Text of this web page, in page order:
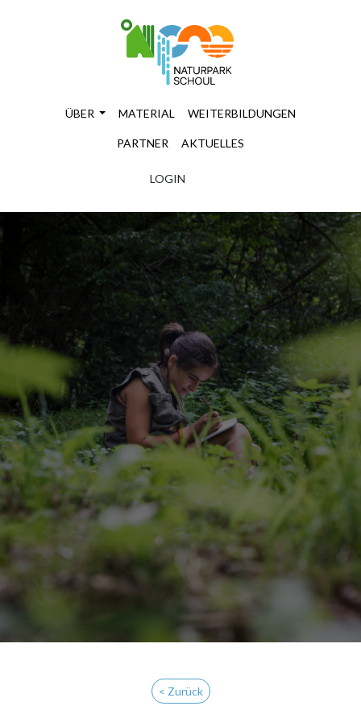
ÜBER MATERIAL WEITERBILDUNGEN
PARTNER AKTUELLES
LOGIN
< Zurück